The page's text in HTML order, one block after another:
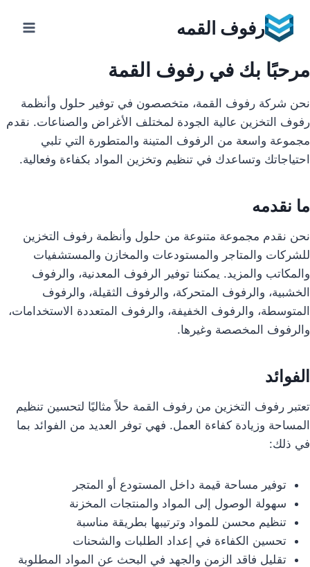
content
رفوف القمه
مرحبًا بك في رفوف القمة
نحن شركة رفوف القمة، متخصصون في توفير حلول وأنظمة
رفوف التخزين عالية الجودة لمختلف الأغراض والصناعات. نقدم
مجموعة واسعة من الرفوف المتينة والمتطورة التي تلبي
احتياجاتك وتساعدك في تنظيم وتخزين المواد بكفاءة وفعالية.
ما نقدمه
نحن نقدم مجموعة متنوعة من حلول وأنظمة رفوف التخزين
للشركات والمتاجر والمستودعات والمخازن والمستشفيات
والمكاتب والمزيد. يمكننا توفير الرفوف المعدنية، والرفوف
الخشبية، والرفوف المتحركة، والرفوف الثقيلة، والرفوف
المتوسطة، والرفوف الخفيفة، والرفوف المتعددة الاستخدامات،
والرفوف المخصصة وغيرها.
الفوائد
تعتبر رفوف التخزين من رفوف القمة حلاً مثاليًا لتحسين تنظيم
المساحة وزيادة كفاءة العمل. فهي توفر العديد من الفوائد بما
في ذلك:
توفير مساحة قيمة داخل المستودع أو المتجر
سهولة الوصول إلى المواد والمنتجات المخزنة
تنظيم محسن للمواد وترتيبها بطريقة مناسبة
تحسين الكفاءة في إعداد الطلبات والشحنات
تقليل فاقد الزمن والجهد في البحث عن المواد المطلوبة